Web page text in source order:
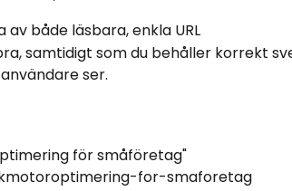
både läsbara, enkla URL
ser.
för småföretag"
for-smaforetag